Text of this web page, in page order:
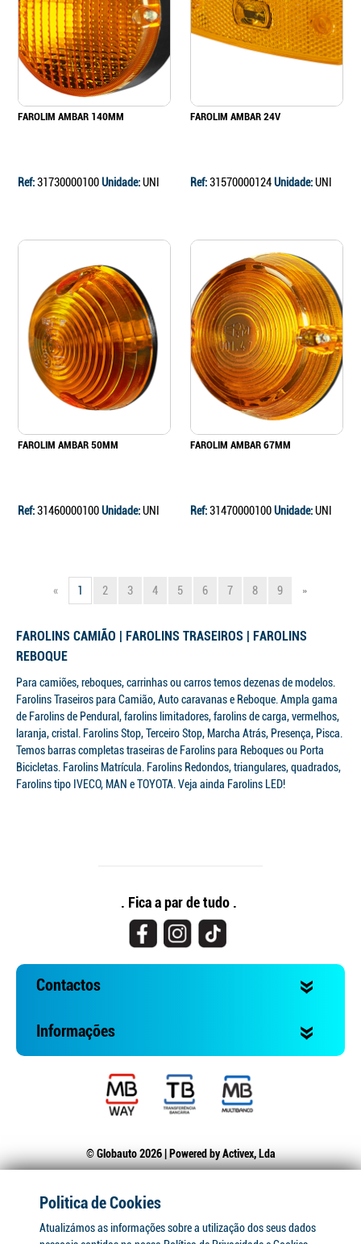
FAROLIM AMBAR 140MM
Ref:31730000100Unidade:UNI
FAROLIM AMBAR 24V
Ref:31570000124Unidade:UNI
FAROLIM AMBAR 50MM
Ref:31460000100Unidade:UNI
FAROLIM AMBAR 67MM
Ref:31470000100Unidade:UNI
« 1 2 3 4 5 6 7 8 9 »
FAROLINS CAMIÃO | FAROLINS TRASEIROS | FAROLINS
REBOQUE
Para camiões, reboques, carrinhas ou carros temos dezenas de modelos.
Farolins Traseiros para Camião, Auto caravanas e Reboque. Ampla gama
de Farolins de Pendural, farolins limitadores, farolins de carga, vermelhos,
laranja, cristal. Farolins Stop, Terceiro Stop, Marcha Atrás, Presença, Pisca.
Temos barras completas traseiras de Farolins para Reboques ou Porta
Bicicletas. Farolins Matrícula. Farolins Redondos, triangulares, quadrados,
Farolins tipo IVECO, MAN e TOYOTA. Veja ainda Farolins LED!
. Fica a par de tudo .
Contactos
Informações
© Globauto 2026 | Powered byActivex, Lda
Politica de Cookies
Atualizámos as informações sobre a utilização dos seus dados